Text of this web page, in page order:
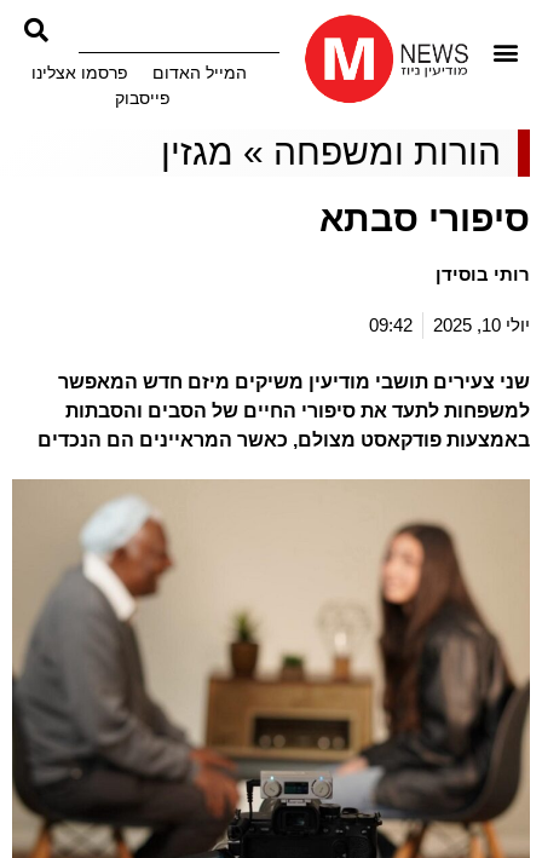
המייל האדום
פרסמו אצלינו
פייסבוק
הורות ומשפחה » מגזין
סיפורי סבתא
רותי בוסידן
יולי 10, 2025 09:42
שני צעירים תושבי מודיעין משיקים מיזם חדש המאפשר
למשפחות לתעד את סיפורי החיים של הסבים והסבתות
באמצעות פודקאסט מצולם, כאשר המראיינים הם הנכדים